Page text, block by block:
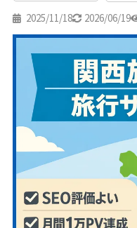
2025/11/18 2026/06/19